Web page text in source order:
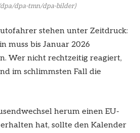
dpa-tmn/dpa-bilder)
stehen unter Zeitdruck:
muss bis Januar 2026
Wer nicht rechtzeitig reagiert,
im schlimmsten Fall die
herum einen EU-
hat, sollte den Kalender